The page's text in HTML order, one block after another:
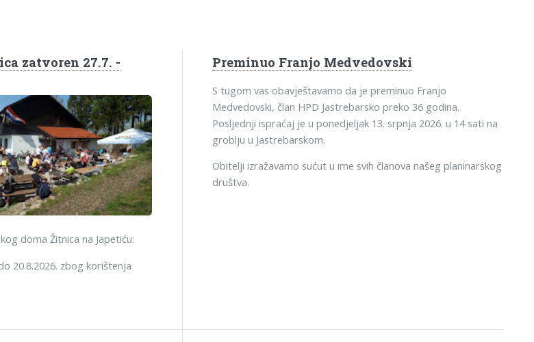
zatvoren 27.7. -
doma Žitnica na Japetiću:
20.8.2026. zbog korištenja
Preminuo Franjo Medvedovski
S tugom vas obavještavamo da je preminuo Franjo
Medvedovski, član HPD Jastrebarsko preko 36 godina.
Posljednji ispraćaj je u ponedjeljak 13. srpnja 2026. u 14 sati na
groblju u Jastrebarskom.
Obitelji izražavamo sućut u ime svih članova našeg planinarskog
društva.